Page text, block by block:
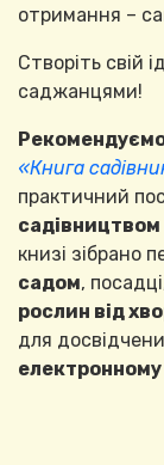
отримання –
Створіть свій
саджанцями!
«Книга
практичний
садівництвом
книзі зібрано
садом,
рослин від
для